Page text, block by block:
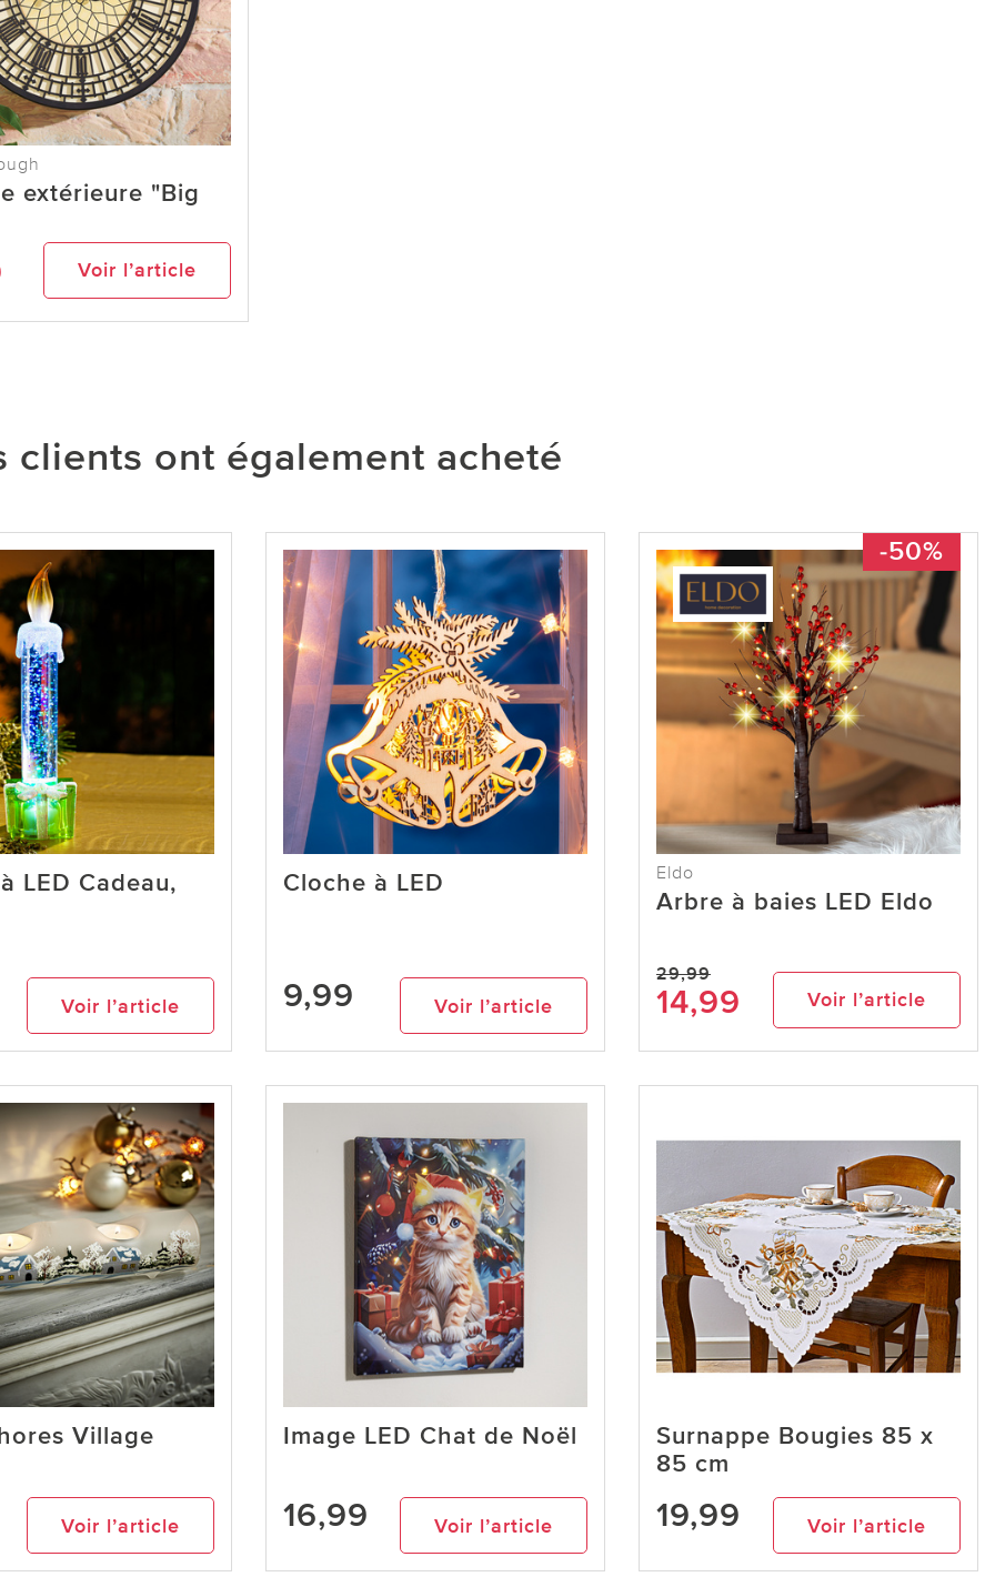
extérieure "Big
Voir l’article
clients ont également acheté
LED Cadeau,
Voir l’article
Cloche à LED
9,99 Voir l’article
-50%
Eldo
Arbre à baies LED Eldo
29,99
14,99 Voir l’article
Village
Voir l’article
Image LED Chat de Noël
16,99 Voir l’article
Surnappe Bougies 85 x
85 cm
19,99 Voir l’article